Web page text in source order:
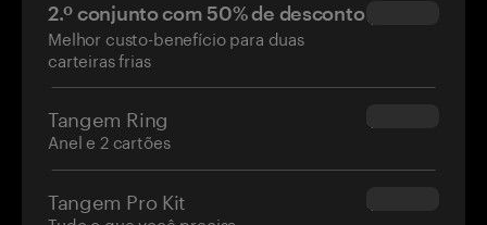
2.º conjunto com 50% de desconto
Melhor custo-benefício para duas
carteiras frias
$34.95
Tangem Ring
Anel e 2 cartões
$160.00
Tangem Pro Kit $180.00